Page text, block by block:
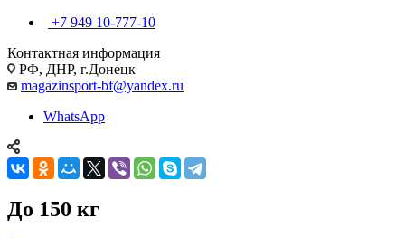
+7 949 10-777-10
Контактная информация
РФ, ДНР, г.Донецк
magazinsport-bf@yandex.ru
WhatsApp
До 150 кг